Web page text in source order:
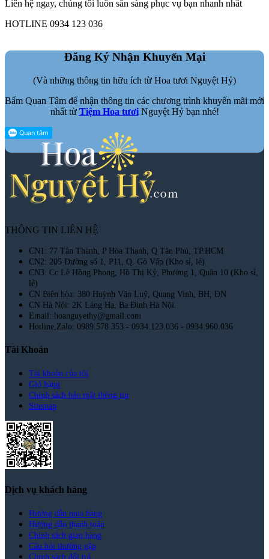
Liên hệ ngay, chúng tôi luôn sẳn sàng phục vụ bạn nhanh nhất
HOTLINE 0934 123 036
Đăng Ký Nhận Khuyến Mại
(Và những thông tin hữu ích từ Hoa tươi Nguyệt Hỷ)
Bấm Quan Tâm để nhận thông tin các chương trình khuyến mãi mới
nhất từ Tiệm Hoa tươiNguyệt Hỷ bạn nhé!
THÔNG TIN LIÊN HỆ
CN1: 77 Tân Thành, P Hòa Thạnh, Q Tân Phú, TP.HCM
CN2: 205 Đường số 1, P11, Q. Gò Vấp (Kho sỉ, lẻ)
CN3: Cc Lê Hồng Phong, Hồ Thị Kỷ, Phường 1, Quận 10 (Kho sỉ,
lẻ)
CN Biên hòa: 380 Huỳnh Văn Luỹ, Quang Vinh, BH, ĐN
CN Hà Nội: 2K Láng Hạ, Ba Đình Hà Nội.
Email: hoanguyethy@gmail.com
Hotline,Zalo: 0989.578.353 - 0934.123.036 - 0934.960.036
Tài Khoản
Tài khoản của tôi
Giỏ hàng
Chính sách bảo mật thông tin
Sitemap
Dịch vụ khách hàng
Hướng dẫn mua hàng
Hướng dẫn thanh toán
Chính sách giao hàng
Câu hỏi thường gặp
Chính sách đổi trả